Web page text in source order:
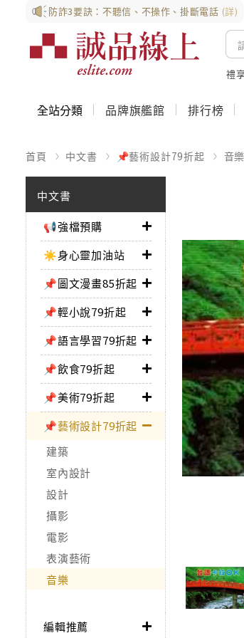
防詐3要訣：不聽信、不操作、掛斷電話 (詳)
禮
全站分類 品牌旗艦館 排行榜
首頁 中文書 📌藝術設計79折起 音樂
中文書
📢強檔預購
☀️身心靈加油站
📌圖文漫畫85折起
📌輕小說79折起
📌語言學習79折起
📌飲食79折起
📌美術79折起
📌藝術設計79折起
建築
室內設計
設計
攝影
電影
表演藝術
音樂
編輯推薦